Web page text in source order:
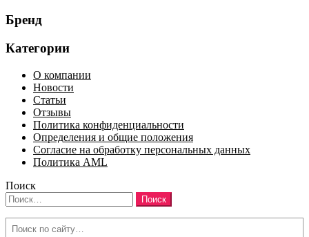
Бренд
Категории
О компании
Новости
Статьи
Отзывы
Политика конфиденциальности
Определения и общие положения
Согласие на обработку персональных данных
Политика AML
Поиск
Найти:
Search